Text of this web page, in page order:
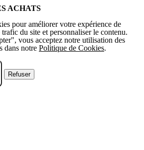
ACHATS
pour améliorer votre expérience de
du site et personnaliser le contenu.
vous acceptez notre utilisation des
dans notre Politique de Cookies.
Refuser